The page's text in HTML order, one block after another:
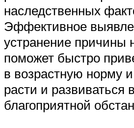
наследственных
Эффективное
устранение причины
поможет быстро
в возрастную норму
расти и развиваться
благоприятной